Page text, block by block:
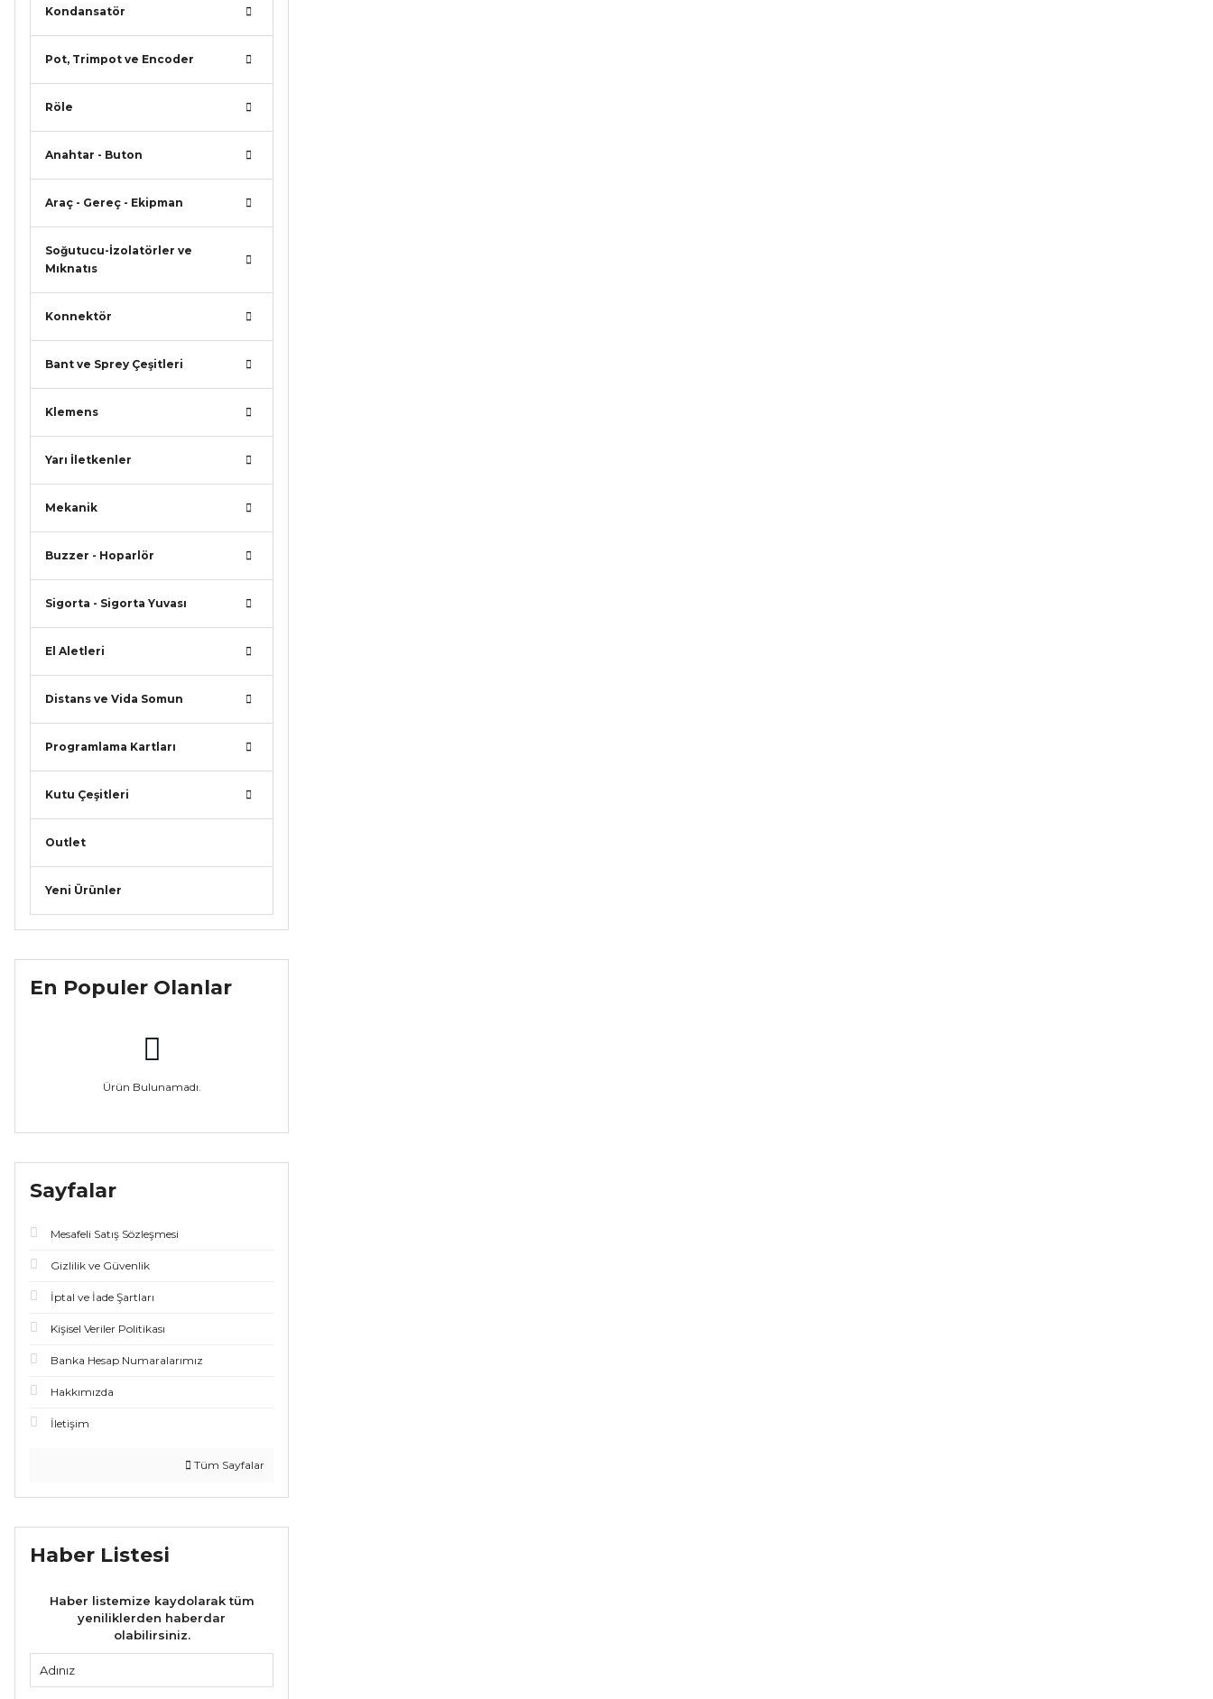
Kondansatör
Pot, Trimpot ve Encoder
Röle
Anahtar - Buton
Araç - Gereç - Ekipman
Soğutucu-İzolatörler ve
Mıknatıs
Konnektör
Bant ve Sprey Çeşitleri
Klemens
Yarı İletkenler
Mekanik
Buzzer - Hoparlör
Sigorta - Sigorta Yuvası
El Aletleri
Distans ve Vida Somun
Programlama Kartları
Kutu Çeşitleri
Outlet
Yeni Ürünler
En Populer Olanlar
Ürün Bulunamadı.
Sayfalar
Mesafeli Satış Sözleşmesi
Gizlilik ve Güvenlik
İptal ve İade Şartları
Kişisel Veriler Politikası
Banka Hesap Numaralarımız
Hakkımızda
İletişim
Tüm Sayfalar
Haber Listesi
Haber listemize kaydolarak tüm
yeniliklerden haberdar
olabilirsiniz.